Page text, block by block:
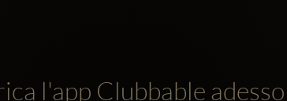
l'app Clubbable